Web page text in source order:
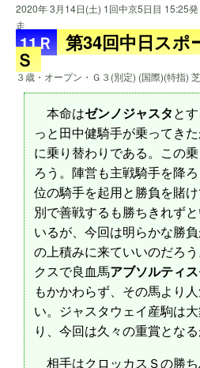
2020年 3月14日(土) 1回中京5日目 15:25発
走
11Ｒ 第34回中日スポ
Ｓ
３歳・オープン・Ｇ３(別定) (国際)(特指)
本命はゼンノジャスタと
っと田中健騎手が乗ってき
に乗り替わりである。この
ろう。陣営も主戦騎手を降
位の騎手を起用と勝負を賭
別で善戦するも勝ちきれず
いるが、今回は明らかな勝
の上積みに来ていいのだろ
クスで良血馬アブソルティ
もかかわらず、その馬より
い。ジャスタウェイ産駒は
り、今回は久々の重賞となる
相手はクロッカスＳの勝